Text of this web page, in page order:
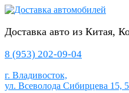
Перейти
содержимому
Доставка авто из Китая,
8 (953) 202-09-04
г. Владивосток,
ул. Всеволода Сибирцева 15,